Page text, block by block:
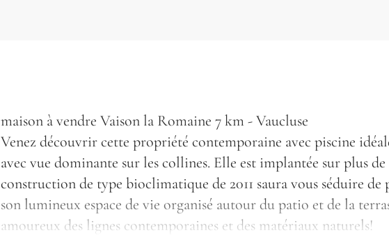
maison à vendre Vaison la Romaine 7 km - Vaucluse
Venez découvrir cette propriété contemporaine avec piscine
avec vue dominante sur les collines. Elle est implantée sur plus
construction de type bioclimatique de 2011 saura vous séduire
son lumineux espace de vie organisé autour du patio et de la
amoureux des lignes contemporaines et des matériaux naturels!